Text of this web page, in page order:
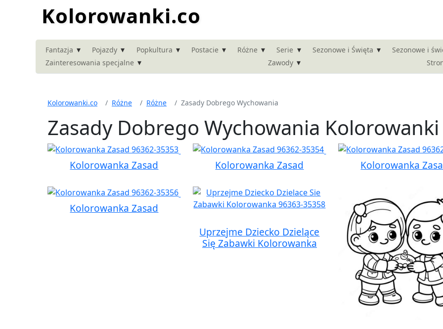
Kolorowanki.co
Fantazja ▾ Pojazdy ▾ Popkultura ▾ Postacie ▾ Różne ▾ Serie ▾ Sezonowe i Święta ▾
Sezonowe i
Zainteresowania specjalne ▾ Zawody ▾
Kolorowanki.co Różne Różne Zasady Dobrego Wychowania
Zasady Dobrego Wychowania Kolorowanki
Kolorowanka Zasad Kolorowanka Zasad Kolorowanka
Kolorowanka Zasad
Uprzejme Dziecko Dzielące
Się Zabawki Kolorowanka